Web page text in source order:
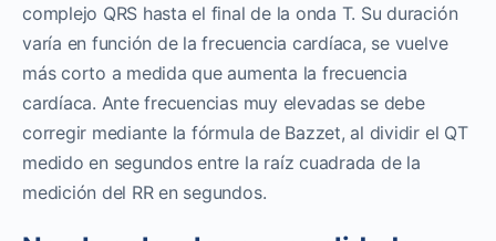
complejo QRS hasta el final de la onda T. Su duración
varía en función de la frecuencia cardíaca, se vuelve
más corto a medida que aumenta la frecuencia
cardíaca. Ante frecuencias muy elevadas se debe
corregir mediante la fórmula de Bazzet, al dividir el QT
medido en segundos entre la raíz cuadrada de la
medición del RR en segundos.